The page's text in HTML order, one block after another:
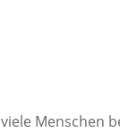
Menschen